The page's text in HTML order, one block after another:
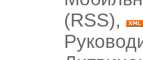
(RSS),